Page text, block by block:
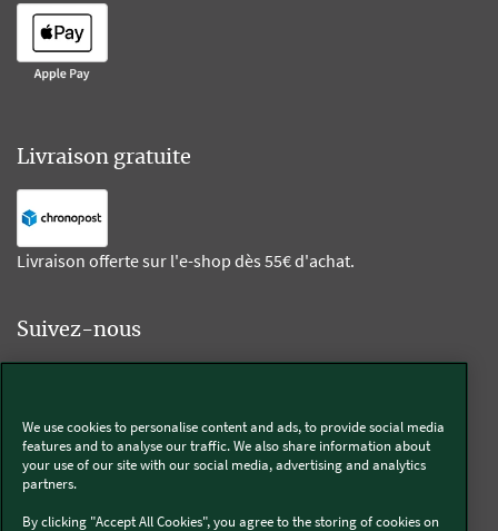
Livraison gratuite
Livraison offerte sur l'e-shop dès 55€ d'achat.
Suivez-nous
Thermomix®
We use cookies to personalise content and ads, to provide social media
features and to analyse our traffic. We also share information about
your use of our site with our social media, advertising and analytics
partners.
By clicking "Accept All Cookies", you agree to the storing of cookies on